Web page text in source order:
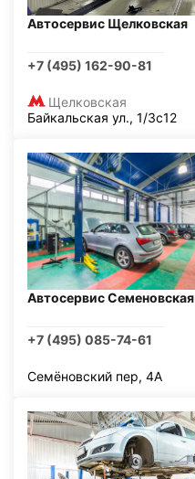
Автосервис Щелковская
+7 (495) 162-90-81
Щелковская
Байкальская ул., 1/3с12
Автосервис Семеновская
+7 (495) 085-74-61
Семёновский пер, 4А